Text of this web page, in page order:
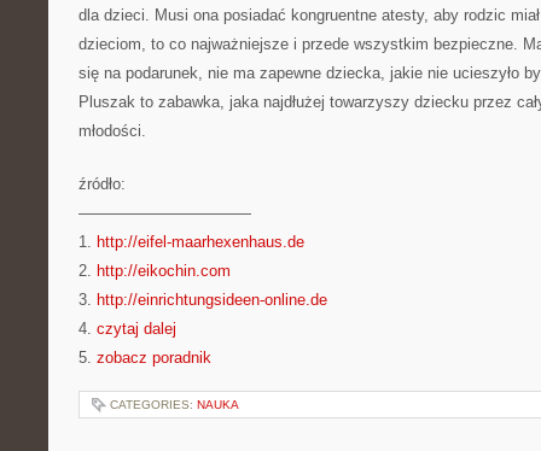
dla dzieci. Musi ona posiadać kongruentne atesty, aby rodzic
dzieciom, to co najważniejsze i przede wszystkim bezpieczne.
się na podarunek, nie ma zapewne dziecka, jakie nie ucieszyło
Pluszak to zabawka, jaka najdłużej towarzyszy dziecku przez
młodości.
źródło:
———————————
1. http://eifel-maarhexenhaus.de
2. http://eikochin.com
3. http://einrichtungsideen-online.de
4. czytaj dalej
5. zobacz poradnik
CATEGORIES: NAUKA